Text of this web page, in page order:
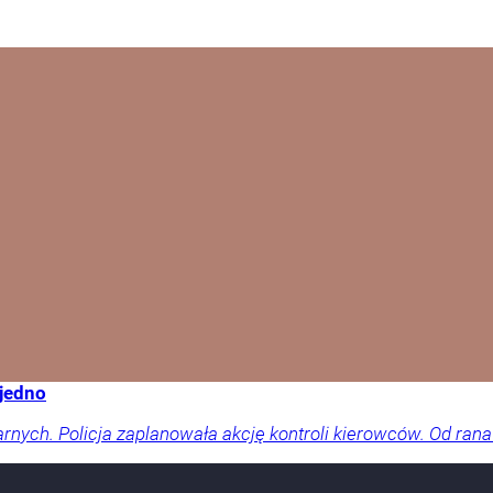
Policja zaplanowała akcję kontroli kierowców. Od